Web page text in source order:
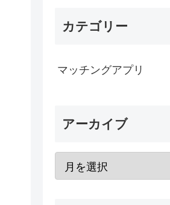
カテゴリー
マッチングアプリ
アーカイブ